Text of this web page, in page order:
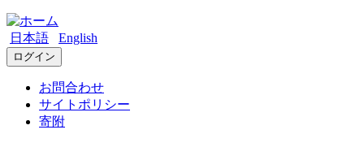
日本語 English
ログイン
お問合わせ
サイトポリシー
寄附